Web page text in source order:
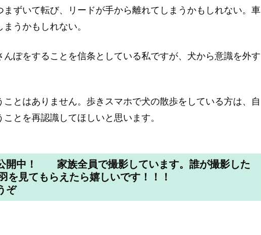
ずいて転び、リードが手から離れてしまうかもしれない。車
うかもしれない。
ぽをすることを信条としている私ですが、犬から意識を外す
とはありません。歩きスマホで犬の散歩をしている方は、自
とを再認識してほしいと思います。
開中！ 家族全員で撮影しています。誰が撮影した
る歩羽を見てもらえたら嬉しいです！！！
ぞ